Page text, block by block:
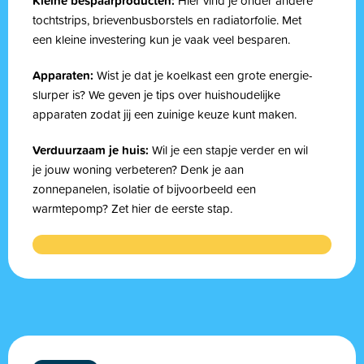
tochtstrips, brievenbusborstels en radiatorfolie. Met
een kleine investering kun je vaak veel besparen.
Apparaten: Wist je dat je koelkast een grote energie-
slurper is? We geven je tips over huishoudelijke
apparaten zodat jij een zuinige keuze kunt maken.
Verduurzaam je huis: Wil je een stapje verder en wil
je jouw woning verbeteren? Denk je aan
zonnepanelen, isolatie of bijvoorbeeld een
warmtepomp? Zet hier de eerste stap.